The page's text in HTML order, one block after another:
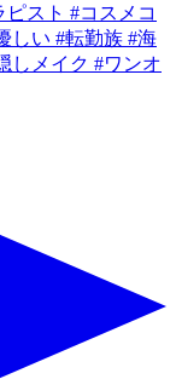
ピスト #コスメコ
しい #転勤族 #海
しメイク #ワンオ